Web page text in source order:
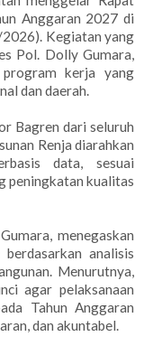
Anggaran 2027 di
Kegiatan yang
Pol. Dolly Gumara,
kerja yang
dan daerah.
Bagren dari seluruh
Renja diarahkan
data, sesuai
peningkatan kualitas
menegaskan
analisis
Menurutnya,
agar pelaksanaan
Tahun Anggaran
dan akuntabel.